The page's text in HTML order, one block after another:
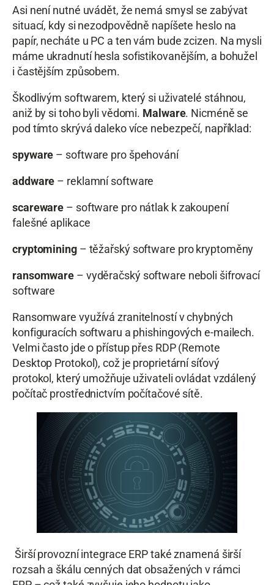
Asi není nutné uvádět, že nemá smysl se zabývat
situací, kdy si nezodpovědně napíšete heslo na
papír, necháte u PC a ten vám bude zcizen. Na mysli
máme ukradnutí hesla sofistikovanějším, a bohužel
i častějším způsobem.
Škodlivým softwarem, který si uživatelé stáhnou,
aniž by si toho byli vědomi. Malware. Nicméně se
pod tímto skrývá daleko více nebezpečí, například:
spyware – software pro špehování
addware – reklamní software
scareware – software pro nátlak k zakoupení
falešné aplikace
cryptomining– těžařský software pro kryptoměny
ransomware – vyděračský software neboli šifrovací
software
Ransomware využívá zranitelností v chybných
konfiguracích softwaru a phishingových e-mailech.
Velmi často jde o přístup přes RDP (Remote
Desktop Protokol), což je proprietární síťový
protokol, který umožňuje uživateli ovládat vzdálený
počítač prostřednictvím počítačové sítě.
Širší provozní integrace ERP také znamená širší
rozsah a škálu cenných dat obsažených v rámci